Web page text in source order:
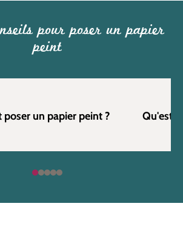
pour poser un papier
peint
un papier peint ? Qu'est